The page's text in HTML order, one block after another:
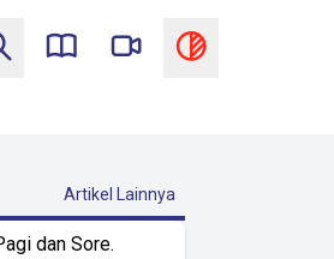
Artikel Lainnya
dan Sore.